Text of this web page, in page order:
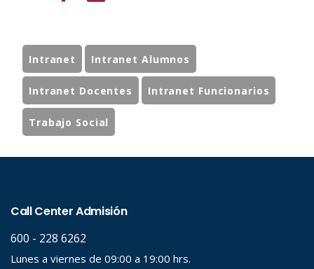
Intranet Intranet Alumnos
Intranet Docentes Intranet Funcionarios
Trabajo Social